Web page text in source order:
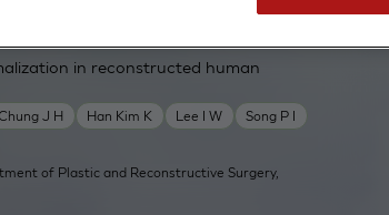
J H Han Kim K Lee I W
Song P I
in reconstructed human
of Plastic and Reconstructive Surgery,